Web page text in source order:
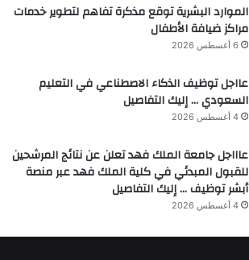
الموارد البشرية توقع مذكرة تفاهم لتطوير خدمات
مراكز ضيافة الأطفال
6 أغسطس 2026
عااجل توظيف الذكاء الاصطناعي في التعليم
السعودي … إليك التفاصيل
4 أغسطس 2026
عاااجل جامعة الملك فهد تعلن عن نتائج المرشحين
للقبول المبدئي في كلية الملك فهد عبر منصة
أبشر توظيف … إليك التفاصيل
4 أغسطس 2026